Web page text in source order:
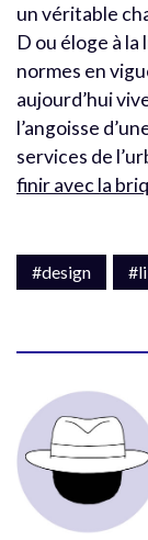
un véritable
D ou éloge à
normes en
aujourd’hui
l’angoisse
services de
finir avec la
#design